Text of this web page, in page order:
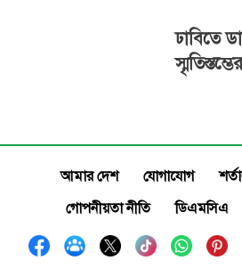
ঢাবিতে
আমার দেশ যোগাযোগ
গোপনীয়তা নীতি
ডিএমসিএ